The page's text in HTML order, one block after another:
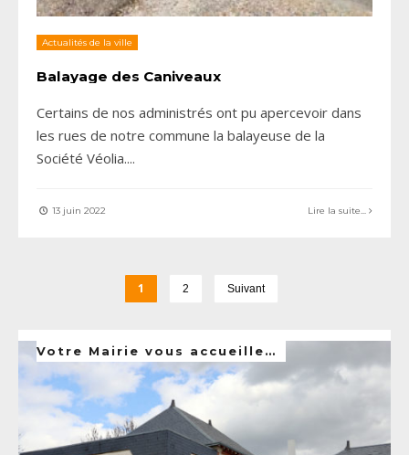
Actualités de la ville
Balayage des Caniveaux
Certains de nos administrés ont pu apercevoir dans
les rues de notre commune la balayeuse de la
Société Véolia....
13 juin 2022 Lire la suite...
1 2 Suivant
Votre Mairie vous accueille…